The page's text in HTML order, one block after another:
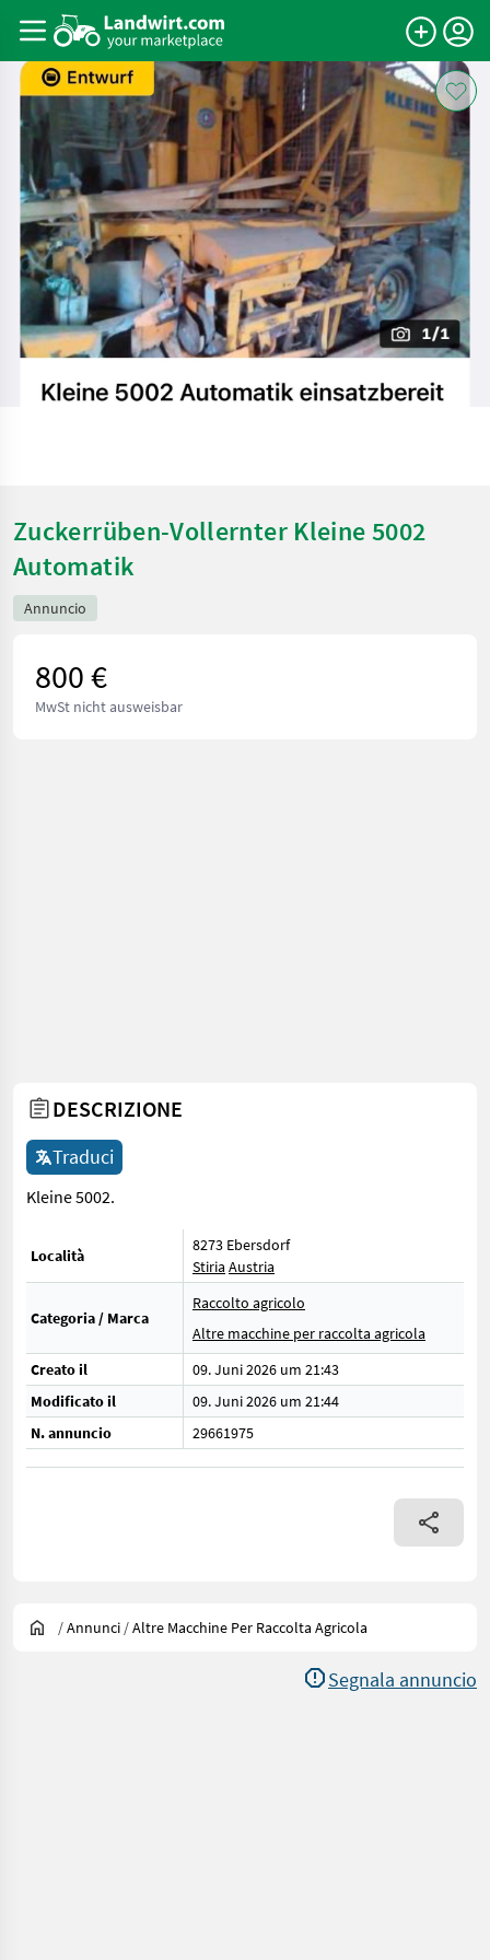
Zuckerrüben-Vollernter Kleine 5002
Automatik
Annuncio
800 €
MwSt nicht ausweisbar
DESCRIZIONE
Traduci
Kleine 5002.
Località
8273 Ebersdorf
Stiria Austria
Categoria / Marca
Raccolto agricolo
Altre macchine per raccolta agricola
Creato il
09. Juni 2026 um 21:43
Modificato il
09. Juni 2026 um 21:44
N. annuncio
29661975
/Annunci /Altre Macchine Per Raccolta Agricola
Segnala annuncio